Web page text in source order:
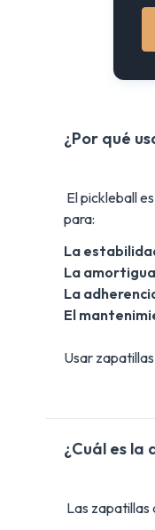
¿Por qué
El pickleball
para:
La
La
La
El
Usar
¿Cuál es
Las zapatillas